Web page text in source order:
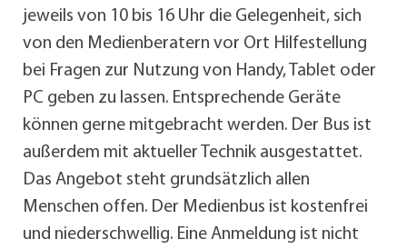
jeweils von 10 bis 16 Uhr die Gelegenheit, sich
von den Medienberatern vor Ort Hilfestellung
bei Fragen zur Nutzung von Handy, Tablet oder
PC geben zu lassen. Entsprechende Geräte
können gerne mitgebracht werden. Der Bus ist
außerdem mit aktueller Technik ausgestattet.
Das Angebot steht grundsätzlich allen
Menschen offen. Der Medienbus ist kostenfrei
und niederschwellig. Eine Anmeldung ist nicht